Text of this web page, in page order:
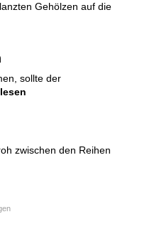
Gehölzen auf die
sollte der
lesen
zwischen den Reihen